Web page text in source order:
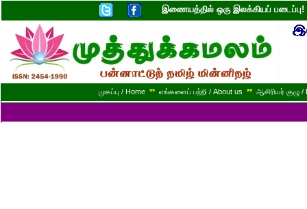
இணையத்தில் ஒரு இலக்கியப்
முகப்பு / Home ** எங்களைப் பற்றி / About us ** ஆசிரியர் குழு